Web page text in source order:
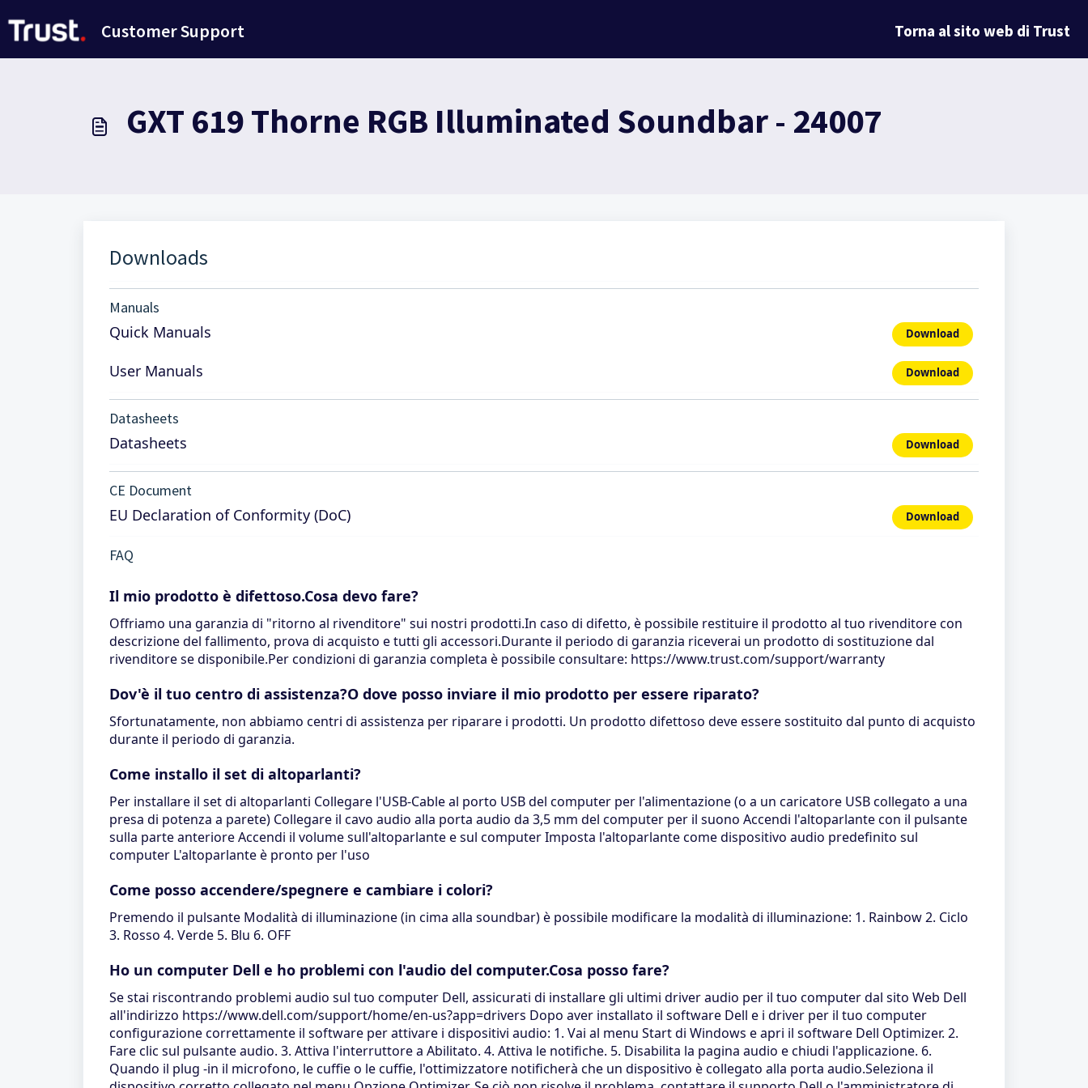
Customer Support Torna al sito web di Trust
GXT 619 Thorne RGB Illuminated Soundbar - 24007
Downloads
Manuals
Quick Manuals Download
User Manuals Download
Datasheets
Datasheets Download
CE Document
EU Declaration of Conformity (DoC) Download
FAQ
Il mio prodotto è difettoso.Cosa devo fare?
Offriamo una garanzia di "ritorno al rivenditore" sui nostri prodotti.In caso di difetto, è possibile restituire il prodotto al tuo rivenditore con
descrizione del fallimento, prova di acquisto e tutti gli accessori.Durante il periodo di garanzia riceverai un prodotto di sostituzione dal
rivenditore se disponibile.Per condizioni di garanzia completa è possibile consultare: https://www.trust.com/support/warranty
Dov'è il tuo centro di assistenza?O dove posso inviare il mio prodotto per essere riparato?
Sfortunatamente, non abbiamo centri di assistenza per riparare i prodotti. Un prodotto difettoso deve essere sostituito dal punto di acquisto
durante il periodo di garanzia.
Come installo il set di altoparlanti?
Per installare il set di altoparlanti Collegare l'USB-Cable al porto USB del computer per l'alimentazione (o a un caricatore USB collegato a una
presa di potenza a parete) Collegare il cavo audio alla porta audio da 3,5 mm del computer per il suono Accendi l'altoparlante con il pulsante
sulla parte anteriore Accendi il volume sull'altoparlante e sul computer Imposta l'altoparlante come dispositivo audio predefinito sul
computer L'altoparlante è pronto per l'uso
Come posso accendere/spegnere e cambiare i colori?
Premendo il pulsante Modalità di illuminazione (in cima alla soundbar) è possibile modificare la modalità di illuminazione: 1. Rainbow 2. Ciclo
3. Rosso 4. Verde 5. Blu 6. OFF
Ho un computer Dell e ho problemi con l'audio del computer.Cosa posso fare?
Se stai riscontrando problemi audio sul tuo computer Dell, assicurati di installare gli ultimi driver audio per il tuo computer dal sito Web Dell
all'indirizzo https://www.dell.com/support/home/en-us?app=drivers Dopo aver installato il software Dell e i driver per il tuo computer
configurazione correttamente il software per attivare i dispositivi audio: 1. Vai al menu Start di Windows e apri il software Dell Optimizer. 2.
Fare clic sul pulsante audio. 3. Attiva l'interruttore a Abilitato. 4. Attiva le notifiche. 5. Disabilita la pagina audio e chiudi l'applicazione. 6.
Quando il plug -in il microfono, le cuffie o le cuffie, l'ottimizzatore notificherà che un dispositivo è collegato alla porta audio.Seleziona il